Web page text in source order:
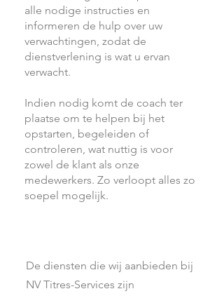
alle nodige instructies en
informeren de hulp over uw
verwachtingen, zodat de
dienstverlening is wat u ervan
verwacht.
Indien nodig komt de coach ter
plaatse om te helpen bij het
opstarten, begeleiden of
controleren, wat nuttig is voor
zowel de klant als onze
medewerkers. Zo verloopt alles zo
soepel mogelijk.
De diensten die wij aanbieden bij
NV Titres-Services zijn